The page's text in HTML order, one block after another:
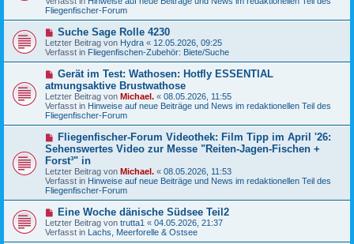
a
g
r
B
e
t
r
a
g
Fliegenfischer-Forum
N
e
u
e
B
e
i
t
r
a
g
Suche Sage Rolle 4230
Letzter Beitrag von Hydra « 12.05.2026, 09:25
Verfasst in Fliegenfischen-Zubehör: Biete/Suche
N
u
e
r
B
e
t
r
a
g
Gerät im Test: Wathosen: Hotfly ESSENTIAL
atmungsaktive Brustwathose
Letzter Beitrag von Michael. « 08.05.2026, 11:55
Verfasst in Hinweise auf neue Beiträge und News im redaktionellen Teil des
Fliegenfischer-Forum
N
e
u
e
r
B
e
i
r
a
Fliegenfischer-Forum Videothek: Film Tipp im April '26:
Sehenswertes Video zur Messe "Reiten-Jagen-Fischen +
Forst³" in
Letzter Beitrag von Michael. « 08.05.2026, 11:53
Verfasst in Hinweise auf neue Beiträge und News im redaktionellen Teil des
Fliegenfischer-Forum
N
e
u
e
Eine Woche dänische Südsee Teil2
Letzter Beitrag von trutta1 « 04.05.2026, 21:37
Verfasst in Lachs, Meerforelle & Ostsee